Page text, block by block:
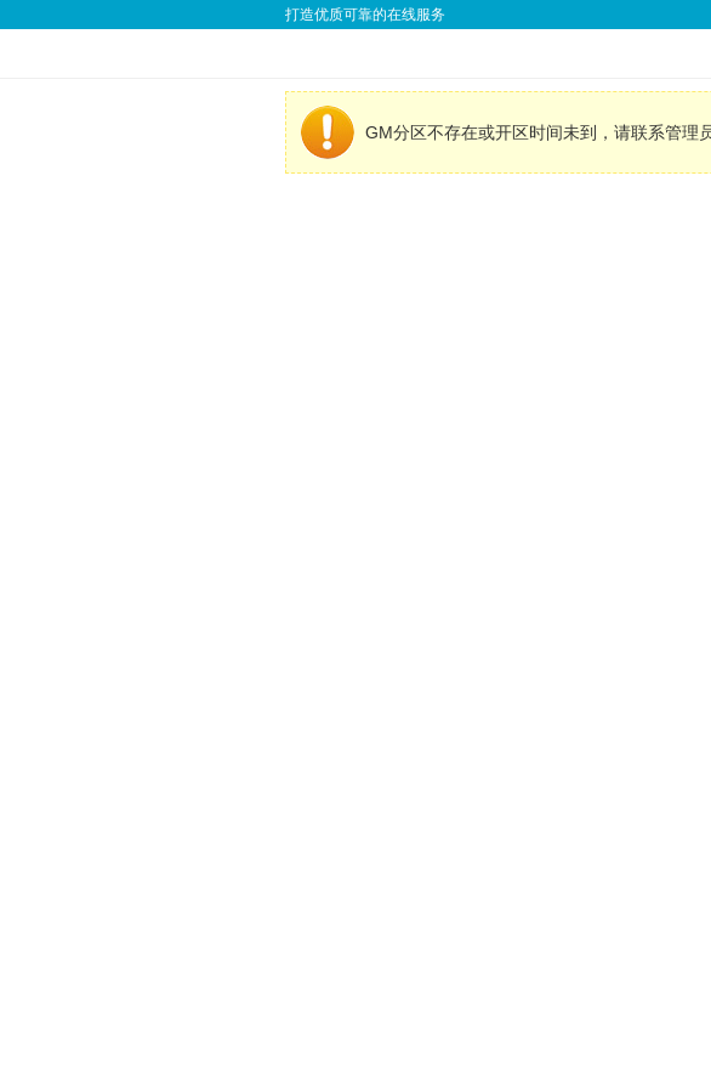
打造优质可靠的在线服务
GM分区不存在或开区时间未到，请联系管理